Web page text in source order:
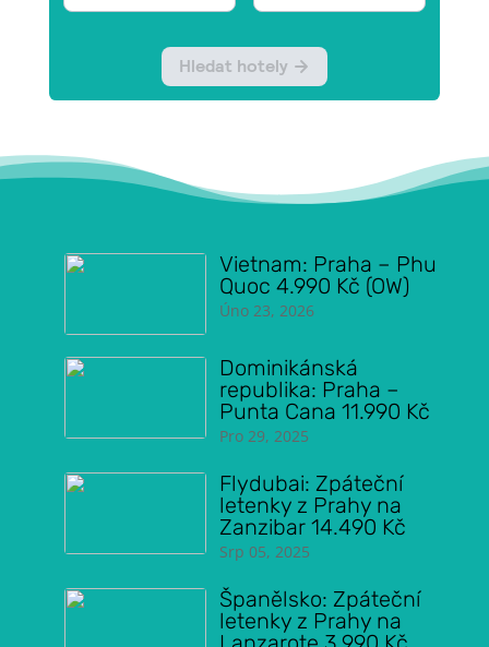
Vietnam: Praha – Phu
Quoc 4.990 Kč (OW)
Úno 23, 2026
Dominikánská
republika: Praha –
Punta Cana 11.990 Kč
Pro 29, 2025
Flydubai: Zpáteční
letenky z Prahy na
Zanzibar 14.490 Kč
Srp 05, 2025
Španělsko: Zpáteční
letenky z Prahy na